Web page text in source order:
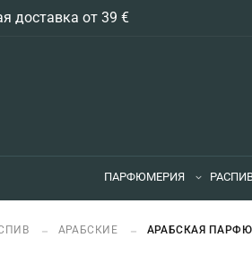
доставка от 39 €
ПАРФЮМЕРИЯ
АРАБСКИЕ АРАБСКАЯ